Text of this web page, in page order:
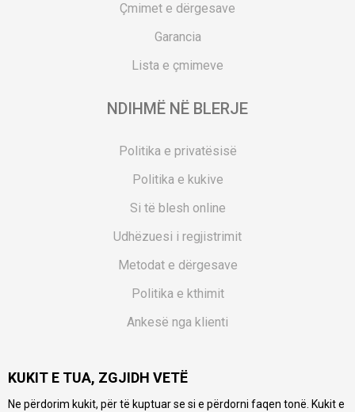
Çmimet e dërgesave
Garancia
Lista e çmimeve
NDIHMË NË BLERJE
Politika e privatësisë
Politika e kukive
Si të blesh online
Udhëzuesi i regjistrimit
Metodat e dërgesave
Politika e kthimit
Ankesë nga klienti
Pyetjet më të shpeshta
KUKIT E TUA, ZGJIDH VETË
Ne përdorim kukit, për të kuptuar se si e përdorni faqen tonë. Kukit e